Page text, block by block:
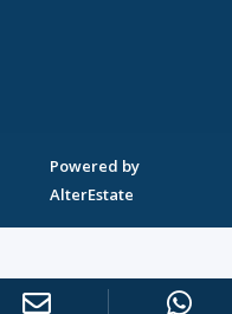
Powered by
AlterEstate